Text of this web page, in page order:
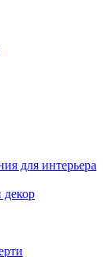
для интерьера
декор